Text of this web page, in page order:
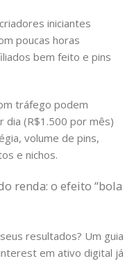
iniciantes
poucas horas
bem feito e pins
tráfego podem
dia (R$1.500 por mês)
volume de pins,
e nichos.
renda: o efeito “bola
resultados? Um guia
em ativo digital já